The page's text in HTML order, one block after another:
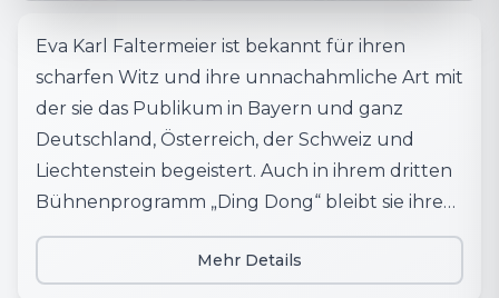
Eva Karl Faltermeier ist bekannt für ihren
scharfen Witz und ihre unnachahmliche Art mit
der sie das Publikum in Bayern und ganz
Deutschland, Österreich, der Schweiz und
Liechtenstein begeistert. Auch in ihrem dritten
Bühnenprogramm „Ding Dong“ bleibt sie ihrem
Stil treu, wenn sie mit ihren ZuschauerInnen
ihre gesellschaftspolitischen Beobachtungen
Mehr Details